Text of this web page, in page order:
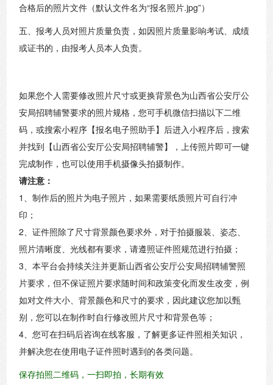
合格后的照片文件（默认文件名为“报名照片.jpg”）
五、报考人员对照片质量负责，如因照片质量影响考试、成绩
或证书的，由报考人员本人负责。
如果您个人需要修改照片尺寸或更换背景色为山西省公安厅公
安局招聘辅警要求的照片规格，您可手机微信扫描以下二维
码，或搜索小程序【报名电子照助手】后进入小程序后，搜索
并找到【山西省公安厅公安局招聘辅警】，上传照片即可一键
完成制作，也可以使用手机摄像头拍摄制作。
请注意：
1、制作后的照片为电子照片，如果需要纸质照片可自行冲
印；
2、证件照除了尺寸背景颜色要求外，对于拍摄服装、姿态、
照片清晰度、光线都有要求，请遵照证件照规范进行拍摄；
3、本平台会持续关注并更新山西省公安厅公安局招聘辅警照
片要求，但不保证照片要求随时间和政策变化而发生改变，例
如对文件大小、背景颜色和尺寸的要求，因此建议您加以甄
别，您可以在制作时自行修改照片尺寸和背景色等；
4、您可在扫码后咨询在线客服，了解更多证件照相关知识，
并解决您在使用电子证件照时遇到的各类问题。
保存拍照二维码，一扫即拍，长期有效